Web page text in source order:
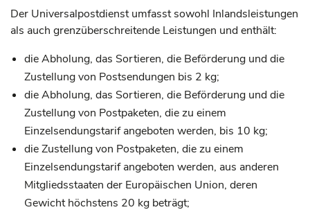
Der Universalpostdienst umfasst sowohl Inlandsleistungen
als auch grenzüberschreitende Leistungen und enthält:
die Abholung, das Sortieren, die Beförderung und die
Zustellung von Postsendungen bis 2 kg;
die Abholung, das Sortieren, die Beförderung und die
Zustellung von Postpaketen, die zu einem
Einzelsendungstarif angeboten werden, bis 10 kg;
die Zustellung von Postpaketen, die zu einem
Einzelsendungstarif angeboten werden, aus anderen
Mitgliedsstaaten der Europäischen Union, deren
Gewicht höchstens 20 kg beträgt;